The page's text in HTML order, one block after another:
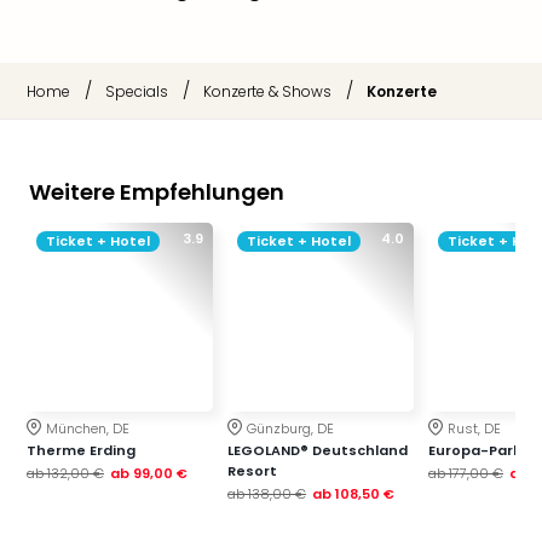
Home / Specials / Konzerte & Shows / Konzerte
Weitere Empfehlungen
3.9
Ticket + Hotel
München, DE
Therme Erding
ab132,00 € ab 99,00 €
4.0
Ticket + Hotel
Günzburg, DE
LEGOLAND® Deutschland
Resort
ab138,00 € ab108,50 €
Ticket +
Rust, DE
Europa-Park
ab177,00 € ab